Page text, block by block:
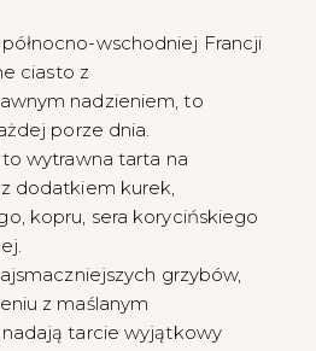
wschodniej Francji
ciasto z
nadzieniem, to
porze dnia.
wytrawna tarta na
dodatkiem kurek,
kopru, sera korycińskiego
grzybów,
z maślanym
tarcie wyjątkowy